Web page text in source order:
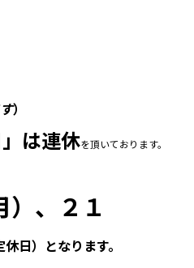
）
」は連休を頂いております。
）、２１
日）となります。